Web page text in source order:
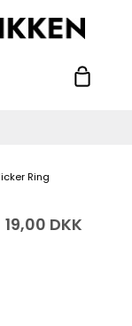
Ring
19,00 DKK